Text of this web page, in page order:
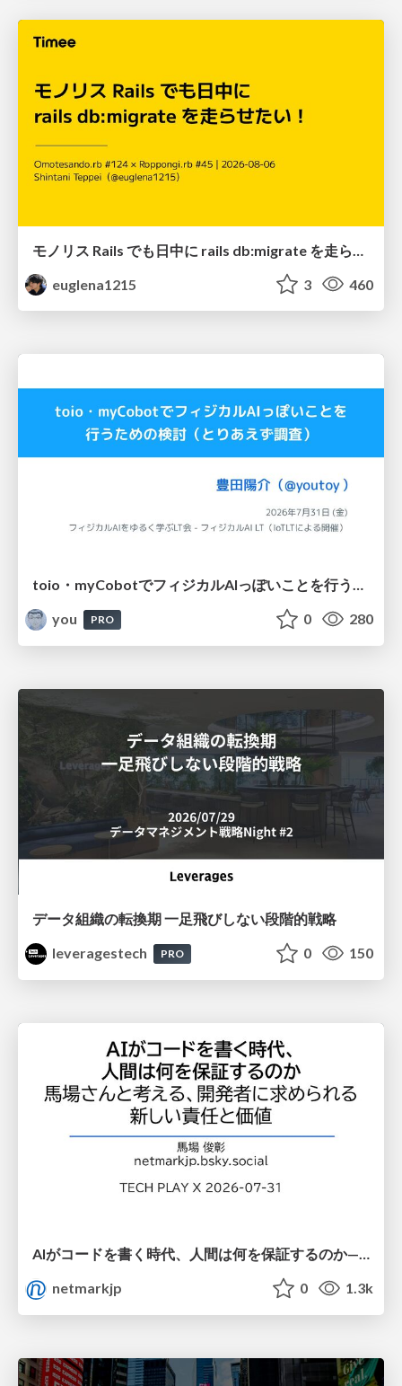
euglena1215
3 460
toio・myCobotでフィジカルAIっぽいことを行うための検討（とりあえず調査） / フィジカルAI LT（IoTLTによる開催）
you
PRO 0 280
データ組織の転換期 一足飛びしない段階的戦略
leveragestech
PRO 0 150
netmarkjp
0 1.3k